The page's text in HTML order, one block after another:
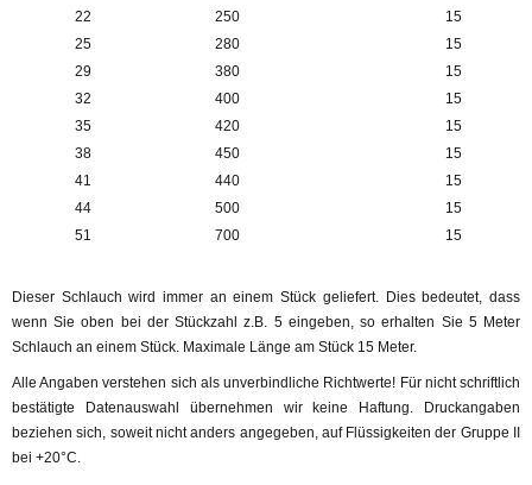
22
250
15
25
280
15
29
380
15
32
400
15
35
420
15
38
450
15
41
440
15
44
500
15
51
700 15
Dieser Schlauch wird immer an einem Stück geliefert. Dies bedeutet, dass
wenn Sie oben bei der Stückzahl z.B. 5 eingeben, so erhalten Sie 5 Meter
Schlauch an einem Stück. Maximale Länge am Stück 15 Meter.
Alle Angaben verstehen sich als unverbindliche Richtwerte! Für nicht schriftlich
bestätigte Datenauswahl übernehmen wir keine Haftung. Druckangaben
beziehen sich, soweit nicht anders angegeben, auf Flüssigkeiten der Gruppe II
bei +20°C.